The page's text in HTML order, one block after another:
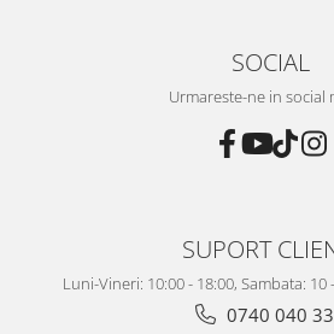
SOCIAL
Urmareste-ne in social
SUPORT
Luni-Vineri: 10:00 - 18:00, Sambata:
0740 040